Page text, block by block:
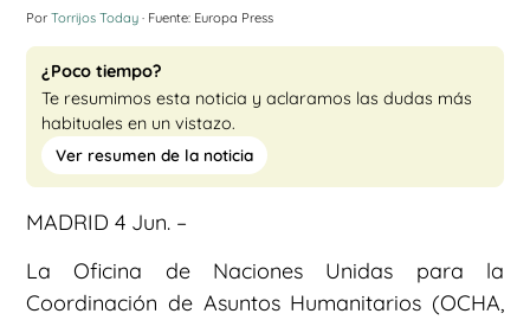
Por Torrijos Today · Fuente: Europa Press
¿Poco tiempo?
Te resumimos esta noticia y aclaramos las dudas más
habituales en un vistazo.
Ver resumen de la noticia
MADRID 4 Jun. –
La Oficina de Naciones Unidas para la
Coordinación de Asuntos Humanitarios (OCHA,